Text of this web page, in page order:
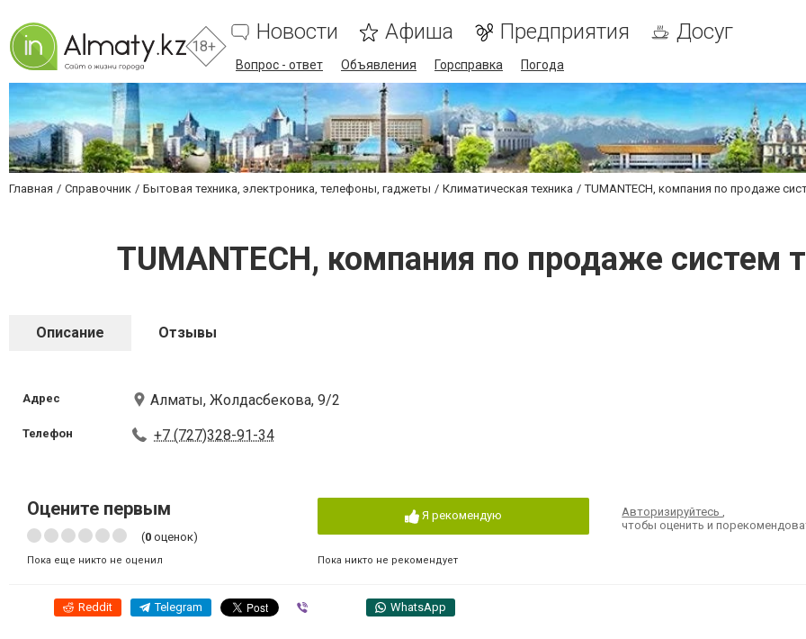
18+
Новости Афиша Предприятия Досуг
Вопрос - ответ Объявления Горсправка Погода
Главная Справочник Бытовая техника, электроника, телефоны, гаджеты Климатическая техника TUMANTECH, компания по продаже
TUMANTECH, компания по продаже систем
Описание Отзывы
Адрес Алматы, Жолдасбекова, 9/2
Телефон +7 (727)328-91-34
Оцените первым
(0 оценок)
Пока еще никто не оценил
Я рекомендую
Пока никто не рекомендует
Авторизируйтесь,
чтобы оценить и
Reddit Telegram WhatsApp